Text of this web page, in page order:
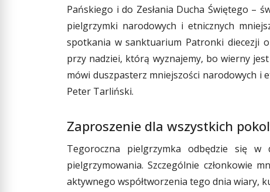
Pańskiego i do Zesłania Ducha Świętego –
pielgrzymki narodowych i etnicznych
spotkania w sanktuarium Patronki diecezji
przy nadziei, którą wyznajemy, bo wierny
mówi duszpasterz mniejszości narodowych i
Peter Tarliński.
Zaproszenie dla wszystkich
Tegoroczna pielgrzymka odbędzie się w
pielgrzymowania. Szczególnie członkowie
aktywnego współtworzenia tego dnia wiary,